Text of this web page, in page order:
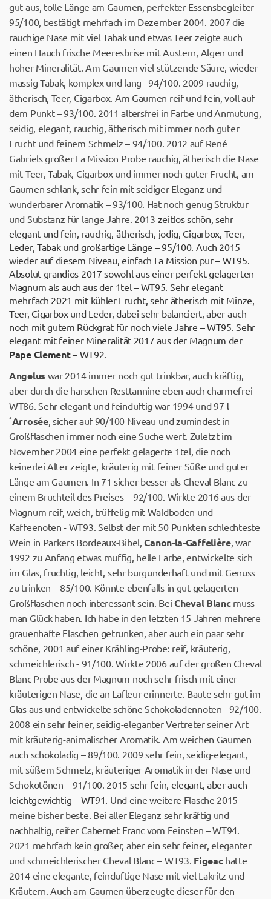
gut aus, tolle Länge am Gaumen, perfekter Essensbegleiter -
95/100, bestätigt mehrfach im Dezember 2004. 2007 die
rauchige Nase mit viel Tabak und etwas Teer zeigte auch
einen Hauch frische Meeresbrise mit Austern, Algen und
hoher Mineralität. Am Gaumen viel stützende Säure, wieder
massig Tabak, komplex und lang– 94/100. 2009 rauchig,
ätherisch, Teer, Cigarbox. Am Gaumen reif und fein, voll auf
dem Punkt – 93/100. 2011 altersfrei in Farbe und Anmutung,
seidig, elegant, rauchig, ätherisch mit immer noch guter
Frucht und feinem Schmelz – 94/100. 2012 auf René
Gabriels großer La Mission Probe rauchig, ätherisch die Nase
mit Teer, Tabak, Cigarbox und immer noch guter Frucht, am
Gaumen schlank, sehr fein mit seidiger Eleganz und
wunderbarer Aromatik – 93/100. Hat noch genug Struktur
und Substanz für lange Jahre. 2013 zeitlos schön, sehr
elegant und fein, rauchig, ätherisch, jodig, Cigarbox, Teer,
Leder, Tabak und großartige Länge – 95/100. Auch 2015
wieder auf diesem Niveau, einfach La Mission pur – WT95.
Absolut grandios 2017 sowohl aus einer perfekt gelagerten
Magnum als auch aus der 1tel – WT95. Sehr elegant
mehrfach 2021 mit kühler Frucht, sehr ätherisch mit Minze,
Teer, Cigarbox und Leder, dabei sehr balanciert, aber auch
noch mit gutem Rückgrat für noch viele Jahre – WT95. Sehr
elegant mit feiner Mineralität 2017 aus der Magnum der
Pape Clement– WT92.
Angelus war 2014 immer noch gut trinkbar, auch kräftig,
aber durch die harschen Resttannine eben auch charmefrei –
WT86. Sehr elegant und feinduftig war 1994 und 97 l
´Arrosée, sicher auf 90/100 Niveau und zumindest in
Großflaschen immer noch eine Suche wert. Zuletzt im
November 2004 eine perfekt gelagerte 1tel, die noch
keinerlei Alter zeigte, kräuterig mit feiner Süße und guter
Länge am Gaumen. In 71 sicher besser als Cheval Blanc zu
einem Bruchteil des Preises – 92/100. Wirkte 2016 aus der
Magnum reif, weich, trüffelig mit Waldboden und
Kaffeenoten - WT93. Selbst der mit 50 Punkten schlechteste
Wein in Parkers Bordeaux-Bibel,Canon-la-Gaffelière, war
1992 zu Anfang etwas muffig, helle Farbe, entwickelte sich
im Glas, fruchtig, leicht, sehr burgunderhaft und mit Genuss
zu trinken – 85/100. Könnte ebenfalls in gut gelagerten
Großflaschen noch interessant sein. Bei Cheval Blancmuss
man Glück haben. Ich habe in den letzten 15 Jahren mehrere
grauenhafte Flaschen getrunken, aber auch ein paar sehr
schöne, 2001 auf einer Krähling-Probe: reif, kräuterig,
schmeichlerisch - 91/100. Wirkte 2006 auf der großen Cheval
Blanc Probe aus der Magnum noch sehr frisch mit einer
kräuterigen Nase, die an Lafleur erinnerte. Baute sehr gut im
Glas aus und entwickelte schöne Schokoladennoten - 92/100.
2008 ein sehr feiner, seidig-eleganter Vertreter seiner Art
mit kräuterig-animalischer Aromatik. Am weichen Gaumen
auch schokoladig – 89/100. 2009 sehr fein, seidig-elegant,
mit süßem Schmelz, kräuteriger Aromatik in der Nase und
Schokotönen – 91/100. 2015 sehr fein, elegant, aber auch
leichtgewichtig – WT91. Und eine weitere Flasche 2015
meine bisher beste. Bei aller Eleganz sehr kräftig und
nachhaltig, reifer Cabernet Franc vom Feinsten – WT94.
2021 mehrfach kein großer, aber ein sehr feiner, eleganter
und schmeichlerischer Cheval Blanc – WT93. Figeachatte
2014 eine elegante, feinduftige Nase mit viel Lakritz und
Kräutern. Auch am Gaumen überzeugte dieser für den